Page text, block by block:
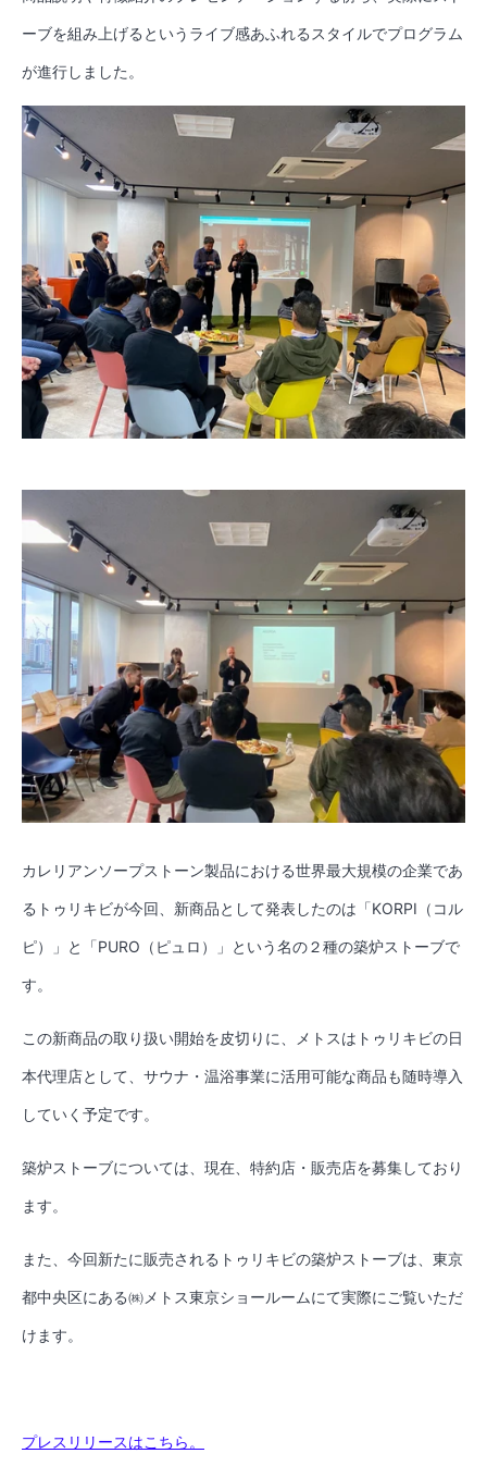
ーブを組み上げるというライブ感あふれるスタイルでプログラム
が進行しました。
カレリアンソープストーン製品における世界最大規模の企業であ
るトゥリキビが今回、新商品として発表したのは「KORPI（コル
ピ）」と「PURO（ピュロ）」という名の２種の築炉ストーブで
す。
この新商品の取り扱い開始を皮切りに、メトスはトゥリキビの日
本代理店として、サウナ・温浴事業に活用可能な商品も随時導入
していく予定です。
築炉ストーブについては、現在、特約店・販売店を募集しており
ます。
また、今回新たに販売されるトゥリキビの築炉ストーブは、東京
都中央区にある㈱メトス東京ショールームにて実際にご覧いただ
けます。
プレスリリースはこちら。